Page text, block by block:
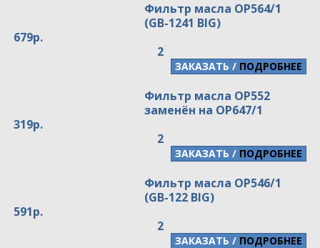
Фильтр масла OP564/1
(GB-1241 BIG)
679р.
2
/ ПОДРОБНЕЕ
Фильтр масла OP552
заменён на OP647/1
319р.
2
/ ПОДРОБНЕЕ
Фильтр масла OP546/1
(GB-122 BIG)
591р.
2
/ ПОДРОБНЕЕ